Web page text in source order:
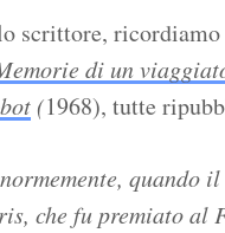
scrittore, ricordiamo
di un
(1968), tutte
quando
che fu premiato al